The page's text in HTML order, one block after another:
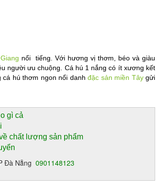
nổi  tiếng. Với hương vị thơm, béo và giàu
người ưu chuộng. Cá hú 1 nắng có ít xương kết
cá hú thơm ngon nổi danh đặc sản miền Tây gửi
gì cả
chất lượng sản phẩm
Đà Nẵng 0901148123